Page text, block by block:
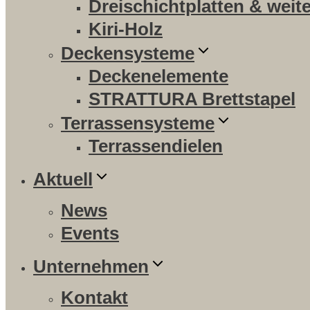
Dreischichtplatten &
Kiri-Holz
Deckensysteme
Deckenelemente
STRATTURA Brettstapel
Terrassensysteme
Terrassendielen
Aktuell
News
Events
Unternehmen
Kontakt